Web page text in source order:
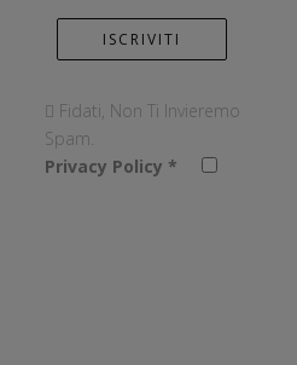
Fidati, Non Ti Invieremo
Spam.
Privacy Policy *